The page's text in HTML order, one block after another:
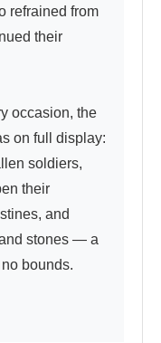
refrained from
their
occasion, the
on full display:
soldiers,
their
and
stones — a
bounds.